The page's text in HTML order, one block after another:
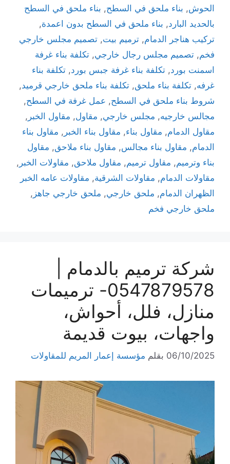
الحوش, بناء ملحق في السطح, بناء ملحق في السطح
بالحديد البارد, بناء ملحق في السطح بدون اعمدة,
تركيب هناجر الدمام, ترميم بيت, تصميم مجلس خارجي
فخم, تصميم مجلس رجال خارجي, تكلفة بناء غرفة
اسمنت بورد, تكلفة بناء غرفة جبس بورد, تكلفة بناء
غرفه, تكلفة بناء ملحق, تكلفة بناء ملحق خارجي قرميد,
شروط بناء ملحق في السطح, عمل غرفة في السطح,
مجالس خارجيه, مجلس خارجي, مقاول, مقاول الخبر ,
مقاول الدمام, مقاول بناء, مقاول بناء الخبر , مقاول بناء
الدمام, مقاول بناء مجالس, مقاول بناء ملاحق, مقاول
بناء وترميم, مقاول ترميم, مقاول ملاحق, مقاولات الخبر ,
مقاولات الدمام, مقاولات الشرقية, مقاولات عامه الخبر
الظهران الدمام, ملحق خارجي, ملحق خارجي جاهز ,
ملحق خارجي فخم
شركة ترميم بالدمام |
0547879578- ترميمات
منازل، فلل، أحواش،
واجهات، بيوت قديمة
06/10/2025 بقلم مؤسسة إعمار المريم للمقاولات